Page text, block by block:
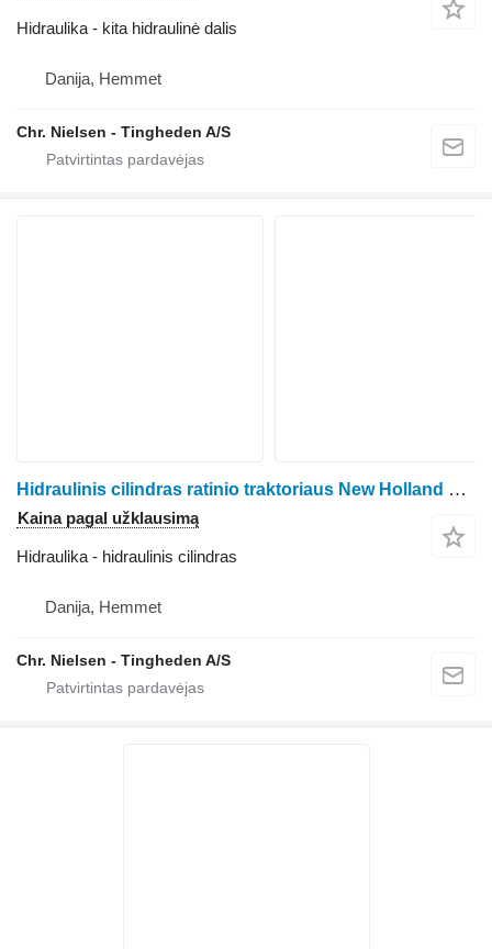
Hidraulika - kita hidraulinė dalis
Danija, Hemmet
Chr. Nielsen - Tingheden A/S
Hidraulinis cilindras ratinio traktoriaus New Holland 8670
Kaina pagal užklausimą
Hidraulika - hidraulinis cilindras
Danija, Hemmet
Chr. Nielsen - Tingheden A/S